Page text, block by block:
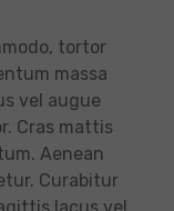
tortor
massa
vel augue
Cras mattis
Aenean
Curabitur